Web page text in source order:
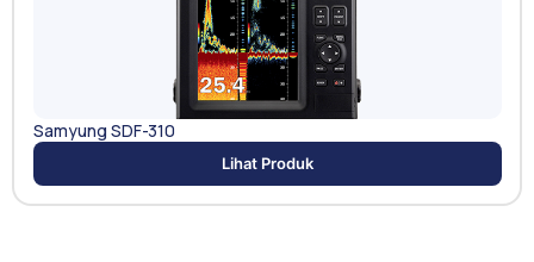
Samyung SDF-310
Lihat Produk